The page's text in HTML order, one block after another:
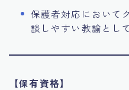
保護者対応において
談しやすい教諭とし
【保有資格】